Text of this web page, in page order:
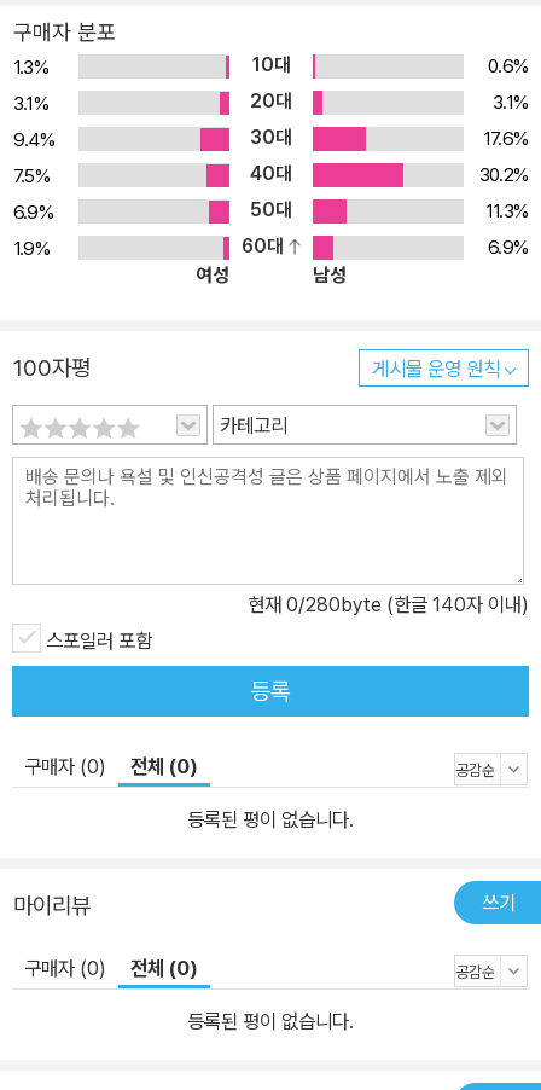
구매자 분포
1.3% 10대
0.6%
3.1%
20대
3.1%
9.4%
30대
17.6%
7.5%
40대
30.2%
6.9%
50대
11.3%
1.9%
60대
6.9%
여성
남성
100자평 게시물 운영 원칙
카테고리
현재 0/280byte (한글 140자 이내)
스포일러 포함
등록
구매자 (0) 전체 (0)
등록된 평이 없습니다.
마이리뷰 쓰기
구매자 (0) 전체 (0)
등록된 평이 없습니다.